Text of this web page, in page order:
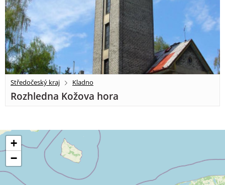
Středočeský kraj Kladno
Rozhledna Kožova hora
+
−